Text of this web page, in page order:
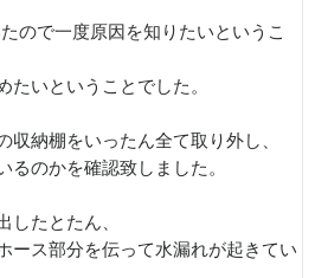
ので一度原因を知りたいというこ
たいということでした。
収納棚をいったん全て取り外し、
るのかを確認致しました。
したとたん、
ース部分を伝って水漏れが起きてい